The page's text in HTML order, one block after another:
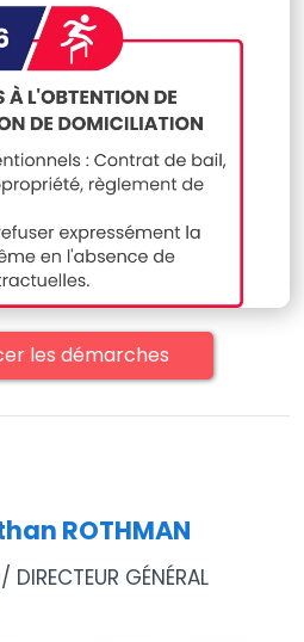
les démarches
ROTHMAN
DIRECTEUR GÉNÉRAL